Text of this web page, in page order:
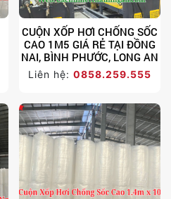
CUỘN XỐP HƠI CHỐNG SỐC
CAO 1M5 GIÁ RẺ TẠI ĐỒNG
NAI, BÌNH PHƯỚC, LONG AN
Liên hệ: 0858.259.555